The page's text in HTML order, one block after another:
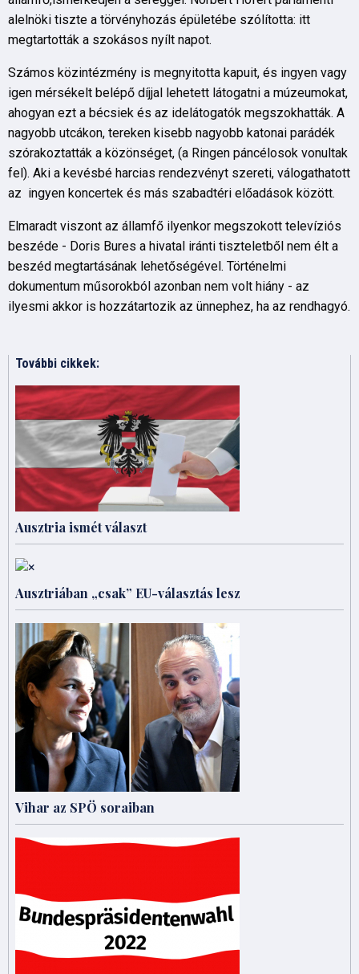
alelnöki tiszte a törvényhozás épületébe szólította: itt
megtartották a szokásos nyílt napot.
Számos közintézmény is megnyitotta kapuit, és ingyen vagy
igen mérsékelt belépő díjjal lehetett látogatni a múzeumokat,
ahogyan ezt a bécsiek és az idelátogatók megszokhatták. A
nagyobb utcákon, tereken kisebb nagyobb katonai parádék
szórakoztatták a közönséget, (a Ringen páncélosok vonultak
fel). Aki a kevésbé harcias rendezvényt szereti, válogathatott
az ingyen koncertek és más szabadtéri előadások között.
Elmaradt viszont az államfő ilyenkor megszokott televíziós
beszéde - Doris Bures a hivatal iránti tiszteletből nem élt a
beszéd megtartásának lehetőségével. Történelmi
dokumentum műsorokból azonban nem volt hiány - az
ilyesmi akkor is hozzátartozik az ünnephez, ha az rendhagyó.
További cikkek:
Ausztria ismét választ
Ausztriában „csak” EU-választás lesz
Vihar az SPÖ soraiban